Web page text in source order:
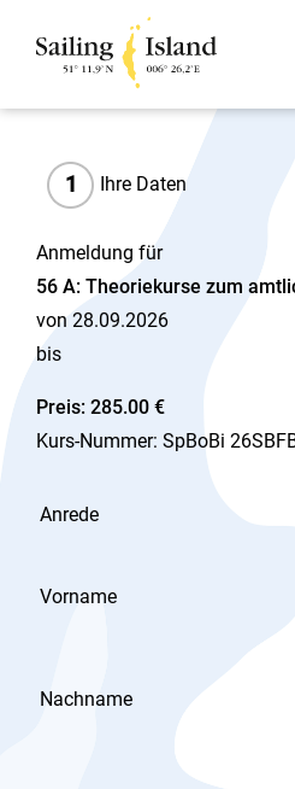
1 Ihre Daten
Anmeldung für
56 A: Theoriekurse zum
von 28.09.2026
bis
Preis: 285.00 €
Kurs-Nummer: SpBoBi
Anrede
Vorname
Nachname